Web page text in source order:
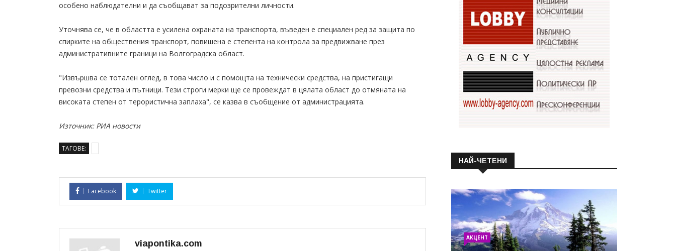
особено наблюдателни и да съобщават за подозрителни личности.
Уточнява се, че в областта е усилена охраната на транспорта, въведен е специален ред за защита по
спирките на обществения транспорт, повишена е степента на контрола за предвижване през
административните граници на Волгоградска област.
"Извършва се тотален оглед, в това число и с помощта на технически средства, на пристигащи
превозни средства и пътници. Тези строги мерки ще се провеждат в цялата област до отмяната на
високата степен от терористична заплаха", се казва в съобщение от администрацията.
Източник: РИА новости
ТАГОВЕ:
Facebook Twitter
viapontika.com
НАЙ-ЧЕТЕНИ
АКЦЕНТ